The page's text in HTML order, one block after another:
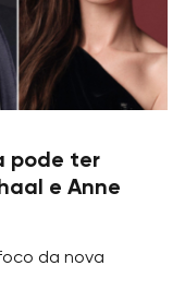
pode ter
e Anne
da nova